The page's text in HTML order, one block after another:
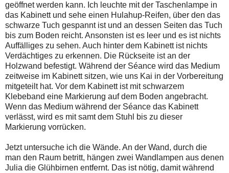
geöffnet werden kann. Ich leuchte mit der Taschenlampe in
das Kabinett und sehe einen Hulahup-Reifen, über den das
schwarze Tuch gespannt ist und an dessen Seiten das Tuch
bis zum Boden reicht. Ansonsten ist es leer und es ist nichts
Auffälliges zu sehen. Auch hinter dem Kabinett ist nichts
Verdächtiges zu erkennen. Die Rückseite ist an der
Holzwand befestigt. Während der Séance wird das Medium
zeitweise im Kabinett sitzen, wie uns Kai in der Vorbereitung
mitgeteilt hat. Vor dem Kabinett ist mit schwarzem
Klebeband eine Markierung auf dem Boden angebracht.
Wenn das Medium während der Séance das Kabinett
verlässt, wird es mit samt dem Stuhl bis zu dieser
Markierung vorrücken.
Jetzt untersuche ich die Wände. An der Wand, durch die
man den Raum betritt, hängen zwei Wandlampen aus denen
Julia die Glühbirnen entfernt. Das ist nötig, damit während